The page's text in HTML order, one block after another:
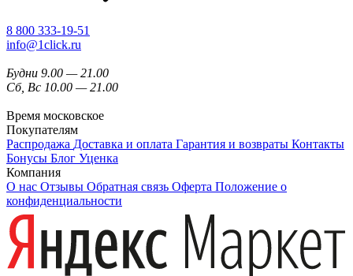
8 800 333-19-51
info@1click.ru
Будни 9.00 — 21.00
Сб, Вс 10.00 — 21.00
Время московское
Покупателям
Распродажа Доставка и оплата Гарантия и возвраты Контакты
Бонусы Блог Уценка
Компания
О нас Отзывы Обратная связь Оферта Положение о
конфиденциальности